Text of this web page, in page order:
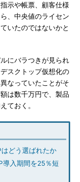
示や帳票、顧客仕様
、中央値のライセン
いたのではないかと
にバラつきが見られ
スクトップ仮想化の
なっていたことがそ
は数千万円で、製品
ておく。
はどう選ばれたか
導入期間を25％短